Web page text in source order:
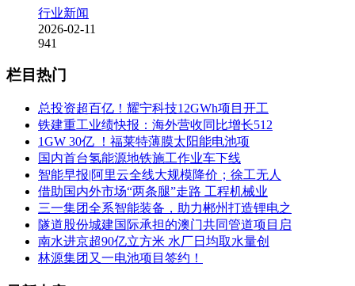
行业新闻
2026-02-11
941
栏目热门
总投资超百亿！耀宁科技12GWh项目开工
铁建重工业绩快报：海外营收同比增长512
1GW 30亿 ！福莱特薄膜太阳能电池项
国内首台氢能源地铁施工作业车下线
智能早报|阿里云全线大规模降价；徐工无人
借助国内外市场“两条腿”走路 工程机械业
三一集团全系智能装备，助力郴州打造锂电之
隧道股份城建国际承担的澳门共同管道项目启
南水进京超90亿立方米 水厂日均取水量创
林源集团又一电池项目签约！